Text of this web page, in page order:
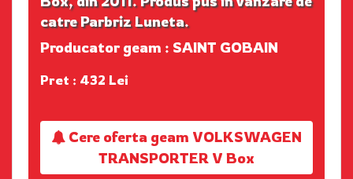
catre Parbriz Luneta.
Producator geam : SAINT GOBAIN
Pret : 432 Lei
Cere oferta geam VOLKSWAGEN
TRANSPORTER V Box